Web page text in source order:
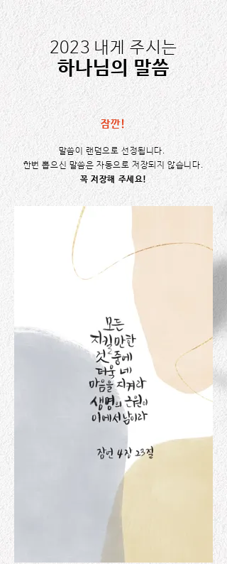
2023 내게 주시는
​하나님의 말씀
잠깐!
말씀이 랜덤으로 선정됩니다.
한번 뽑으신 말씀은 자동으로 저장되지 않습니다.
꼭 저장해 주세요!